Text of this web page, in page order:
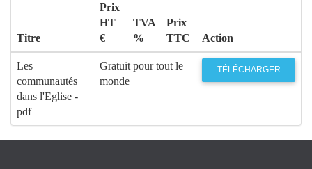
Titre
Prix
HT
€
TVA
%
Prix
TTC
Action
Les
communautés
dans l'Eglise -
pdf
Gratuit pour tout le
monde
TÉLÉCHARGER